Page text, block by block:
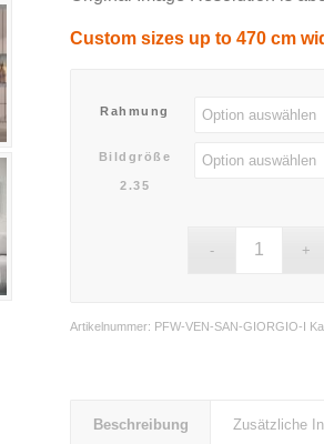
Custom sizes up to 470 cm
Rahmung
Bildgröße
2.35
Artikelnummer: PFW-VEN-SAN-GIORGIO-I
Beschreibung Zusätzliche